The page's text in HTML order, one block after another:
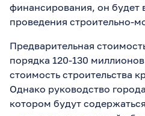
финансирования, он будет
проведения строительно-
Предварительная
порядка 120-130
стоимость строительства
Однако руководство
котором будут